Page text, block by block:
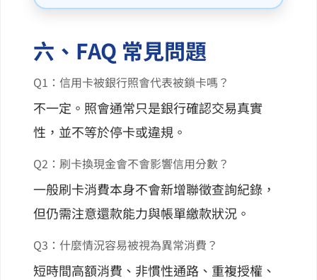
六、FAQ 常見問題
Q1：信用卡被銀行照會代表被鎖卡嗎？
不一定。照會通常只是銀行確認交易真實
性，並不等於停卡或違規。
Q2：刷卡換現金會不會影響信用分數？
一般刷卡消費本身不會新增聯徵查詢紀錄，
但仍需注意還款能力與帳單繳款狀況。
Q3：什麼情況容易被視為異常消費？
短時間高額消費、非慣性通路、重複授權、